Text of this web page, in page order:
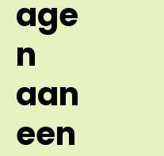
age
n
aan
een